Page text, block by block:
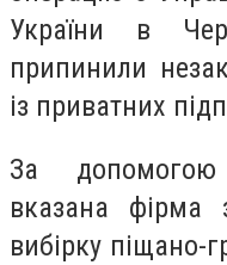
України в
припинили
із приватних
За допомогою
вказана фірма
вибірку піщано-